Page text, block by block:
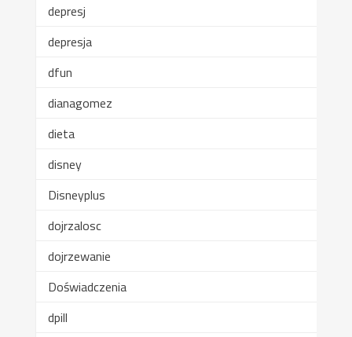
depresj
depresja
dfun
dianagomez
dieta
disney
Disneyplus
dojrzalosc
dojrzewanie
Doświadczenia
dpill